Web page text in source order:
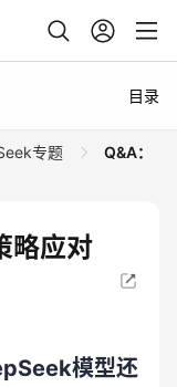
目录
专题
Q&A：
略应对
模型还